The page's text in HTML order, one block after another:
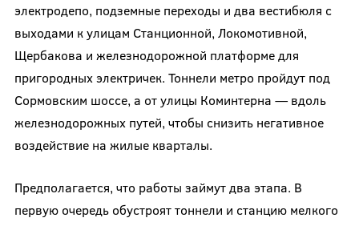
электродепо, подземные переходы и два вестибюля с
выходами к улицам Станционной, Локомотивной,
Щербакова и железнодорожной платформе для
пригородных электричек. Тоннели метро пройдут под
Сормовским шоссе, а от улицы Коминтерна — вдоль
железнодорожных путей, чтобы снизить негативное
воздействие на жилые кварталы.
Предполагается, что работы займут два этапа. В
первую очередь обустроят тоннели и станцию мелкого